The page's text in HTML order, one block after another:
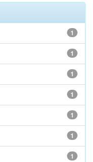
1
1
1
1
1
1
1